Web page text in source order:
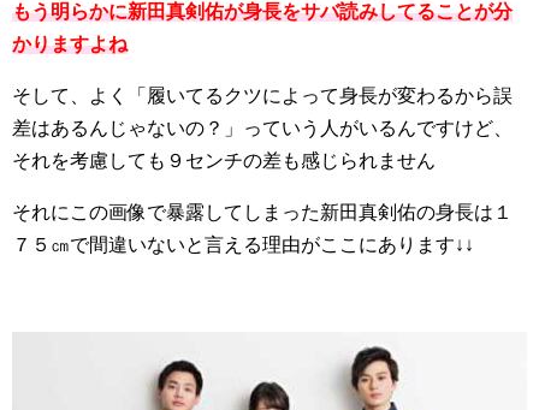
もう明らかに新田真剣佑が身長をサバ読みしてることが分
かりますよね
そして、よく「履いてるクツによって身長が変わるから誤
差はあるんじゃないの？」っていう人がいるんですけど、
それを考慮しても９センチの差も感じられません
それにこの画像で暴露してしまった新田真剣佑の身長は１
７５㎝で間違いないと言える理由がここにあります↓↓